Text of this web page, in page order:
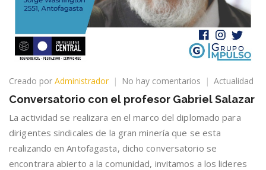
Creado por Administrador No hay comentarios
en
con
el
Gabriel
Salazar
Actualidad
Conversatorio con el profesor Gabriel Salazar
La actividad se realizara en el marco del diplomado para
dirigentes sindicales de la gran minería que se esta
realizando en Antofagasta, dicho conversatorio se
encontrara abierto a la comunidad, invitamos a los lideres